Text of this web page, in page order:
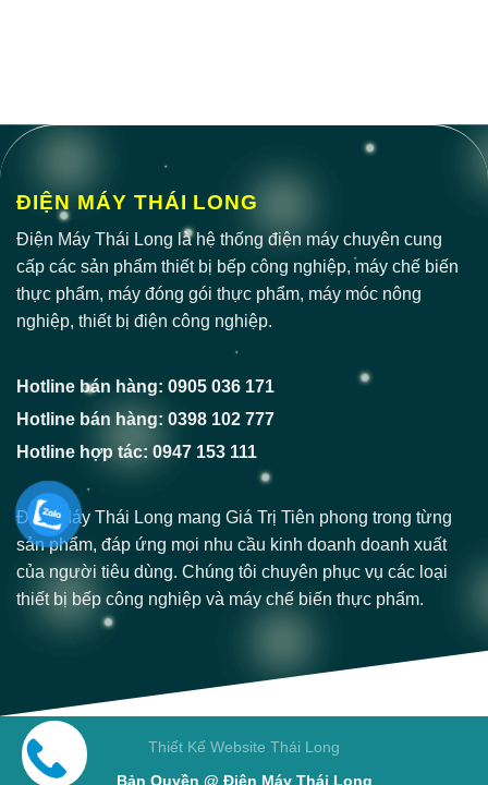
ĐIỆN MÁY THÁI LONG
Điện Máy Thái Long là hệ thống điện máy chuyên cung
cấp các sản phẩm thiết bị bếp công nghiệp, máy chế biến
thực phẩm, máy đóng gói thực phẩm, máy móc nông
nghiệp, thiết bị điện công nghiệp.
Hotline bán hàng: 0905 036 171
Hotline bán hàng: 0398 102 777
Hotline hợp tác: 0947 153 111
Điện Máy Thái Long mang Giá Trị Tiên phong trong từng
sản phẩm, đáp ứng mọi nhu cầu kinh doanh doanh xuất
của người tiêu dùng. Chúng tôi chuyên phục vụ các loại
thiết bị bếp công nghiệp và máy chế biến thực phẩm.
Thiết Kế Website Thái Long
Bản Quyền @ Điện Máy Thái Long